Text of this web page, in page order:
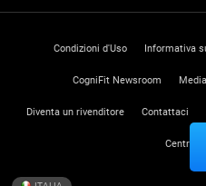
Condizioni d'Uso Informativa
CogniFit Newsroom
Diventa un rivenditore Contattaci
Centro